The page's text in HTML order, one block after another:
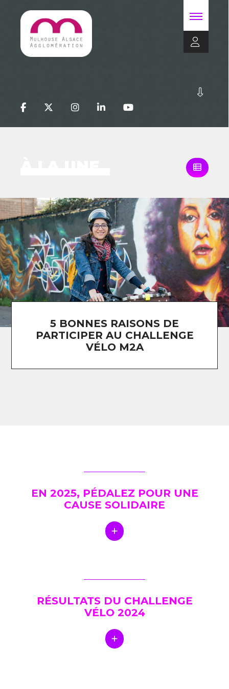
5 BONNES RAISONS DE
PARTICIPER AU CHALLENGE
VÉLO M2A
EN 2025, PÉDALEZ POUR UNE
CAUSE SOLIDAIRE
RÉSULTATS DU CHALLENGE
VÉLO 2024